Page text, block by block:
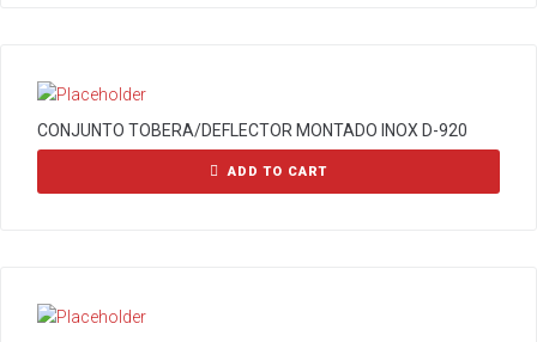
CONJUNTO TOBERA/DEFLECTOR MONTADO INOX D-920
ADD TO CART